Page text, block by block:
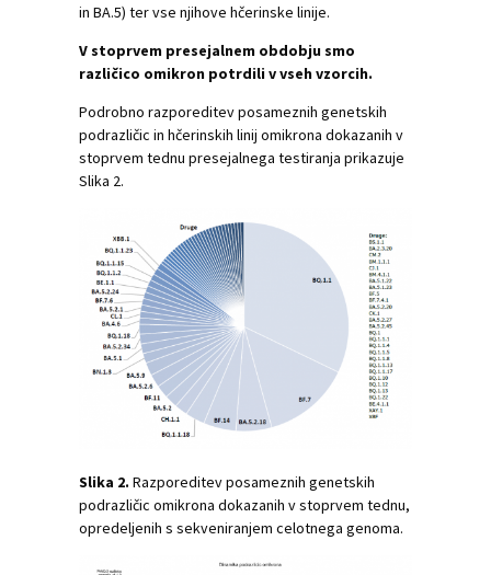
in BA.5) ter vse njihove hčerinske linije.
V stoprvem presejalnem obdobju smo
različico omikron potrdili v vseh vzorcih.
Podrobno razporeditev posameznih genetskih
podrazličic in hčerinskih linij omikrona dokazanih v
stoprvem tednu presejalnega testiranja prikazuje
Slika 2.
Slika 2. Razporeditev posameznih genetskih
podrazličic omikrona dokazanih v stoprvem tednu,
opredeljenih s sekveniranjem celotnega genoma.